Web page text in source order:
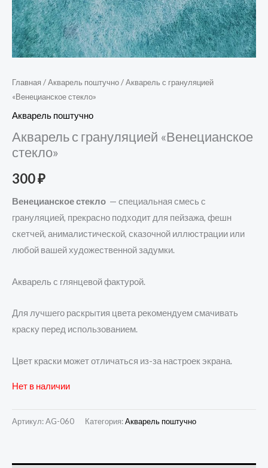
Главная /Акварель поштучно/ Акварель с грануляцией
«Венецианское стекло»
Акварель поштучно
Акварель с грануляцией «Венецианское
стекло»
300₽
Венецианское стекло — специальная смесь с
грануляцией, прекрасно подходит для пейзажа, фешн
скетчей, анималистической, сказочной иллюстрации или
любой вашей художественной задумки.
Акварель с глянцевой фактурой.
Для лучшего раскрытия цвета рекомендуем смачивать
краску перед использованием.
Цвет краски может отличаться из-за настроек экрана.
Нет в наличии
Артикул:AG-060 Категория:Акварель поштучно